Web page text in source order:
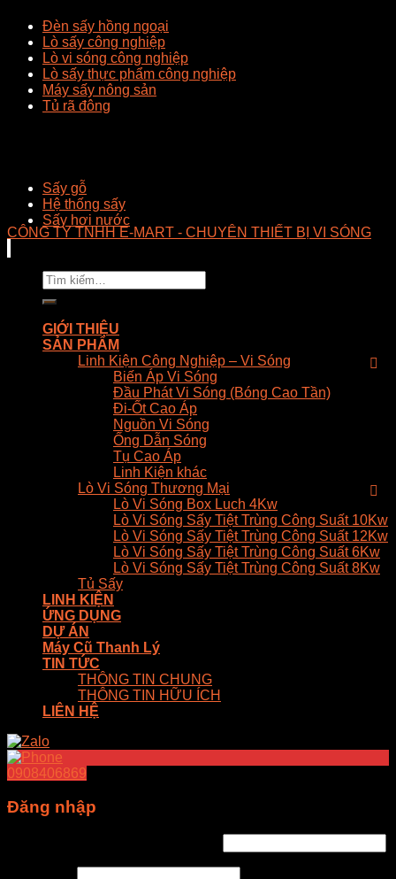
Đèn sấy hồng ngoại
Lò sấy công nghiệp
Lò vi sóng công nghiệp
Lò sấy thực phẩm công nghiệp
Máy sấy nông sản
Tủ rã đông
Sấy gỗ
Hệ thống sấy
Sấy hơi nước
CÔNG TY TNHH E-MART - CHUYÊN THIẾT BỊ VI SÓNG
Tìm
kiếm:
GIỚI THIỆU
SẢN PHẨM
Linh Kiện Công Nghiệp – Vi Sóng
Biến Áp Vi Sóng
Đầu Phát Vi Sóng (Bóng Cao Tần)
Đi-Ốt Cao Áp
Nguồn Vi Sóng
Ống Dẫn Sóng
Tụ Cao Áp
Linh Kiện khác
Lò Vi Sóng Thương Mại
Lò Vi Sóng Box Luch 4Kw
Lò Vi Sóng Sấy Tiệt Trùng Công Suất 10Kw
Lò Vi Sóng Sấy Tiệt Trùng Công Suất 12Kw
Lò Vi Sóng Sấy Tiệt Trùng Công Suất 6Kw
Lò Vi Sóng Sấy Tiệt Trùng Công Suất 8Kw
Tủ Sấy
LINH KIỆN
ỨNG DỤNG
DỰ ÁN
Máy Cũ Thanh Lý
TIN TỨC
THÔNG TIN CHUNG
THÔNG TIN HỮU ÍCH
LIÊN HỆ
0908406869
Đăng nhập